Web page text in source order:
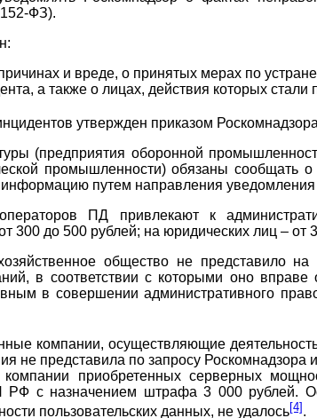
ФЗ).
и вреде, о принятых мерах по
а также о лицах, действия которых стали
утвержден приказом
(предприятия оборонной
промышленности) обязаны
путем направления уведомления
ПД привлекают к
до 500 рублей; на юридических лиц – от
общество не представило на
в соответствии с которыми оно вправе
в совершении административного
компании, осуществляющие
не представила по запросу
приобретенных серверных
с назначением штрафа 3 000 рублей.
пользовательских данных, не удалось[4].